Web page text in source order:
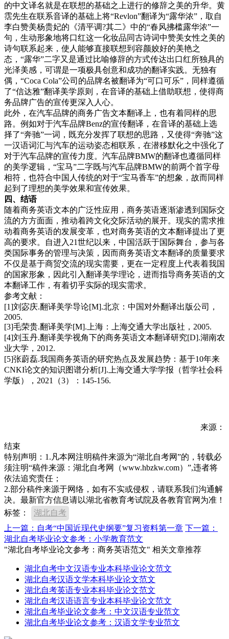
的中文译名就是在联想的基础之上进行的修辞之美的升华。黄
霑先生在联系音译的基础上将“Revlon”翻译为“露华浓”，取自
李白赞美杨贵妃的《清平调?其二》中的“春风拂槛露华浓”一
句，生动形象地将口红这一化妆品同古诗词中赞美女性之美的
诗句联系起来，使人能够直接联想到容颜姣好的美艳之
态，“露华”二字又是通过比喻修辞的方式传达出口红所独具的
光泽美感，可谓是一项极具创意和成功的翻译实践。无独有
偶，“Coca Cola”公司的品牌名被翻译为“可口可乐”，同样遵循
了“信达雅”翻译美学原则，在音译的基础上借助联想，使得商
务品牌广告的宣传更深入人心。
此外，在汽车品牌的商务广告文本翻译上，也有着同样的思
路。例如对于汽车品牌Benz的宣传翻译，在音译的基础上选
择了“奔驰”一词，既充分发挥了联想的思路，又使得“奔驰”这
一汉语词汇与汽车的运动姿态相联系，在潜移默化之中强化了
对于汽车品牌的宣传力度。汽车品牌BMW的翻译也遵循同样
的美学逻辑，“宝马”二字既与汽车品牌BMW的前两个首字母
相符，也符合中国人传统的对于“宝马香车”的想象，故而同样
起到了理想的美学效果和宣传效果。
四、结语
随着商务英语文本的广泛性应用，商务英语逐渐渗透到国际交
流的方方面面，推动着跨文化交际活动的展开。现实的需求推
动着商务英语的发展变革，也对商务英语的文本翻译提出了更
高的要求。自进入21世纪以来，中国活跃于国际舞台，参与各
类国际事务的管理与决策，因而商务英语文本翻译的质量要求
不仅是基于商贸交流的现实需要，更在一定程度上代表着我国
的国家形象，因此引入翻译美学理论，进而指导商务英语的文
本翻译工作，有着切乎实际的现实需求。
参考文献：
[1]刘宓庆.翻译美学导论[M].北京：中国对外翻译出版公司，
2005.
[3]毛荣贵.翻译美学[M].上海：上海交通大学出版社，2005.
[4]刘玉丹.翻译美学视角下的商务英语文本翻译研究[D].湖南农
业大学，2012.
[5]张蔚磊.我国商务英语的研究热点及发展趋势：基于10年来
CNKI论文的知识图谱分析[J].上海交通大学学报（哲学社会科
学版），2021（3）：145-156.
来源：
结束
特别声明：1.凡本网注明稿件来源为“湖北自考网”的，转载必
须注明“稿件来源：湖北自考网（www.hbzkw.com）”,违者将
依法追究责任；
2.部分稿件来源于网络，如有不实或侵权，请联系我们沟通解
决。最新官方信息请以湖北省教育考试院及各教育官网为准！
标签：
湖北自考
上一篇：自考“中国近现代史纲要”复习资料第一章 下一篇：
湖北自考毕业论文参考：小学教育范文
"湖北自考毕业论文参考：商务英语范文" 相关文章推荐
湖北自考中文汉语专业本科毕业论文范文
湖北自考汉语文学本科毕业论文范文
湖北自考英语专业本科毕业论文范文
湖北自考汉语语言专业本科毕业论文范文
湖北自考毕业论文参考：中文汉语专业范文
湖北自考毕业论文参考：汉语文学专业范文